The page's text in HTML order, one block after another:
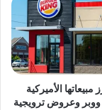
مبيعاتها الأميركية
وعروض ترويجية